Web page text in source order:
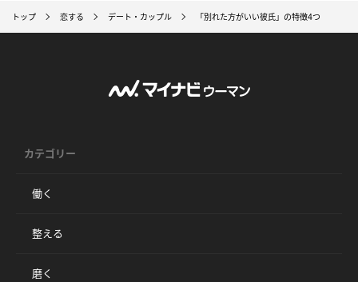
トップ 恋する デート・カップル 「別れた方がいい彼氏」の特徴4つ
カテゴリー
働く
整える
磨く